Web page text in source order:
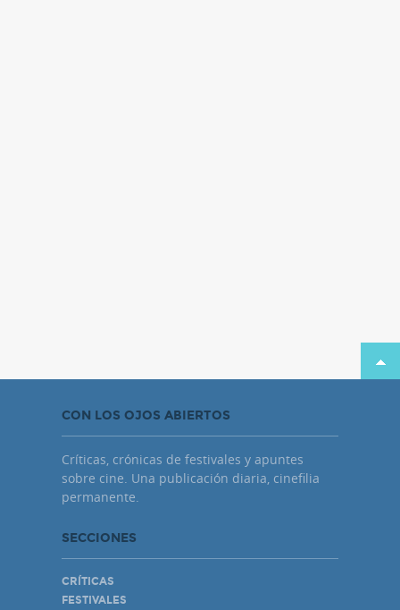
CON LOS OJOS ABIERTOS
Críticas, crónicas de festivales y apuntes
sobre cine. Una publicación diaria, cinefilia
permanente.
SECCIONES
CRÍTICAS
FESTIVALES